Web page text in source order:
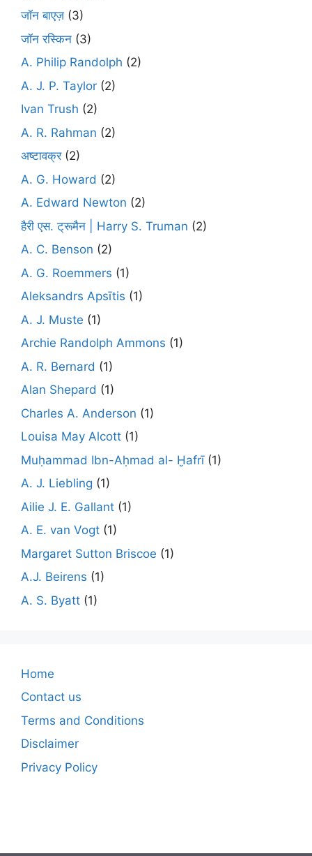
जॉन बाएज़ (3)
जॉन रस्किन (3)
A. Philip Randolph (2)
A. J. P. Taylor (2)
Ivan Trush (2)
A. R. Rahman (2)
अष्टावक्र(2)
A. G. Howard (2)
A. Edward Newton (2)
हैरी एस. ट्रूमैन | Harry S. Truman (2)
A. C. Benson (2)
A. G. Roemmers (1)
Aleksandrs Apsītis (1)
A. J. Muste (1)
Archie Randolph Ammons (1)
A. R. Bernard (1)
Alan Shepard (1)
Charles A. Anderson (1)
Louisa May Alcott (1)
Muḥammad Ibn-Aḥmad al- Ḫafrī(1)
A. J. Liebling (1)
Ailie J. E. Gallant (1)
A. E. van Vogt (1)
Margaret Sutton Briscoe (1)
A.J. Beirens (1)
A. S. Byatt (1)
Home
Contact us
Terms and Conditions
Disclaimer
Privacy Policy